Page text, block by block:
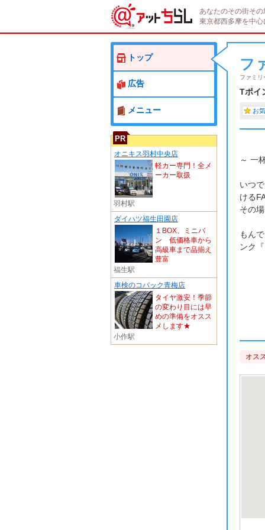
あなたのその街そ
東京都西多摩を中
トップ
広告
メニュー
PR
オニキス羽村中央店
軽カー専門！全メ
ーカー取扱
羽村駅
ダイハツ福生田園店
１BOX、ミニバ
ン 低価格車から
高級車まで品揃え
豊富
福生駅
車検のコバック青梅店
タイヤ激安！季節
の変わり目には早
めの準備をオスス
メします★
小作駅
フ
ファミ
Tポイ
お
～ 一
いつ
ける
その
もん
ンク
オス